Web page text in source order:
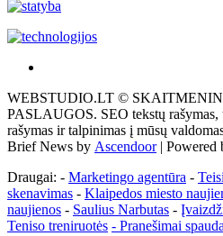
tai
žemės
ploto
matavimo
Pagrindinis
WEBSTUDIO.LT ©
PASLAUGOS. SEO tekstų rašymas,
rašymas ir talpinimas į mūsų
Brief News by Ascendoor| Powered
Draugai: - Marketingo agentūra -
skenavimas - Klaipedos miesto
naujienos - Saulius Narbutas -
Teniso treniruotės - Pranešimai